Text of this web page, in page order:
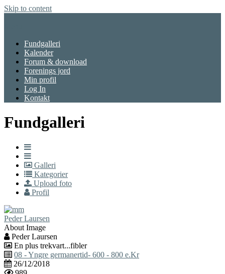
Skip to content
Fundgalleri
Kalender
Forum & download
Forenings jord
Min profil
Log In
Kontakt
Fundgalleri
Galleri
Kategorier
Upload foto
Profil
Peder Laursen
About Image
Peder Laursen
En plus trekvart...fibler
08 - Yngre germanertid- 600 - 800 e.Kr
26/12/2018